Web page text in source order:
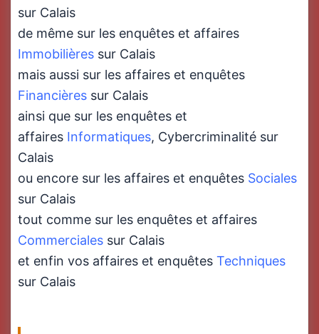
sur Calais
de même sur les enquêtes et affaires
Immobilières sur Calais
mais aussi sur les affaires et enquêtes
Financières sur Calais
ainsi que sur les enquêtes et
affaires Informatiques, Cybercriminalité sur
Calais
ou encore sur les affaires et enquêtes Sociales
sur Calais
tout comme sur les enquêtes et affaires
Commerciales sur Calais
et enfin vos affaires et enquêtes Techniques
sur Calais